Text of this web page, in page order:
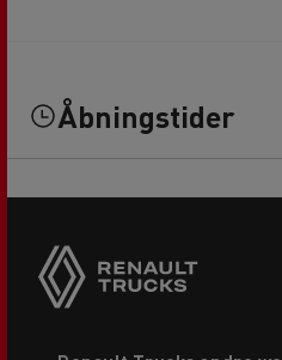
Åbningstider